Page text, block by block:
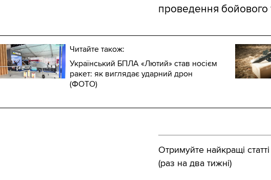
проведення бойового
Читайте також:
Український БПЛА «Лютий» став носієм
ракет: як виглядає ударний дрон
(ФОТО)
Отримуйте найкращі
(раз на два тижні)